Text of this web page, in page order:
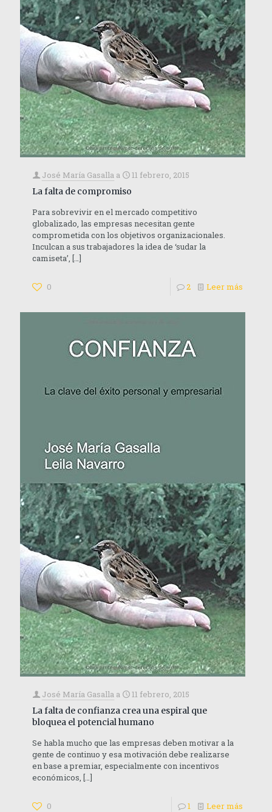
José María Gasalla a
11 febrero, 2015
La falta de compromiso
Para sobrevivir en el mercado competitivo
globalizado, las empresas necesitan gente
comprometida con los objetivos organizacionales.
Inculcan a sus trabajadores la idea de ‘sudar la
camiseta’, […]
0 2 Leer más
José María Gasalla a
11 febrero, 2015
La falta de confianza crea una espiral que
bloquea el potencial humano
Se habla mucho que las empresas deben motivar a la
gente de continuo y esa motivación debe realizarse
en base a premiar, especialmente con incentivos
económicos, […]
0 1 Leer más